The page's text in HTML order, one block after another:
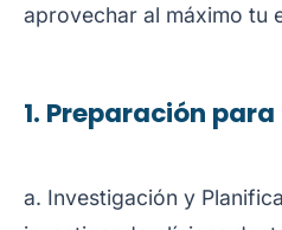
aprovechar al máximo tu
1. Preparación
a. Investigación y